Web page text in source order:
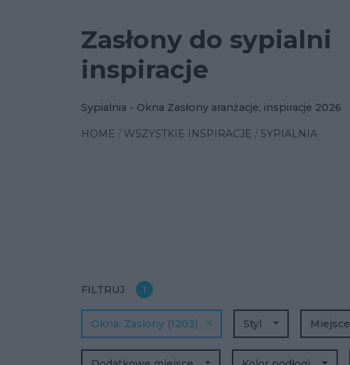
Zasłony do sypialni
inspiracje
Sypialnia - Okna Zasłony aranżacje, inspiracje 2026
HOME WSZYSTKIE INSPIRACJE SYPIALNIA
FILTRUJ 1
Styl Miejsce
Zasłony (1203)
Okna